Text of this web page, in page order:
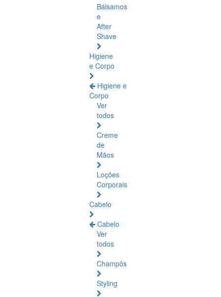
Bálsamos
e
After
Shave
Higiene
e Corpo
Higiene e
Corpo
Ver
todos
Creme
de
Mãos
Loções
Corporais
Cabelo
Cabelo
Ver
todos
Champôs
Styling